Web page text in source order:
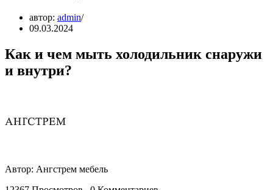
автор: admin
09.03.2024
Как и чем мыть холодильник снаружи
и внутри?
Автор: Ангстрем мебель